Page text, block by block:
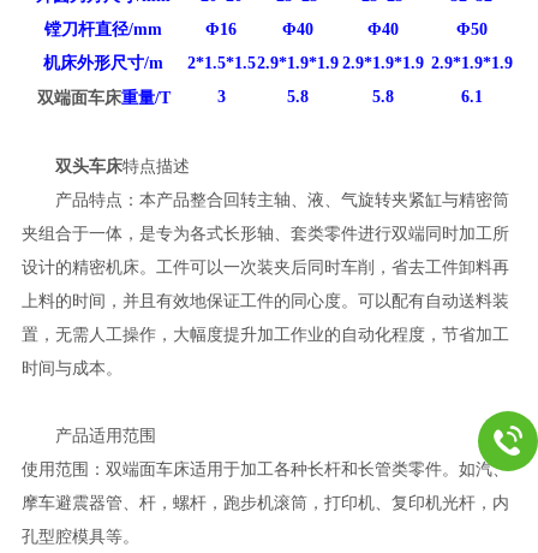
镗刀杆直径/mm Φ16 Φ40 Φ40
Φ50
机床外形尺寸/m 2*1.5*1.52.9*1.9*1.9 2.9*1.9*1.9 2.9*1.9*1.9
双端面车床重量/T 3 5.8 5.8 6.1
双头车床特点描述
产品特点：本产品整合回转主轴、液、气旋转夹紧缸与精密筒
夹组合于一体，是专为各式长形轴、套类零件进行双端同时加工所
设计的精密机床。工件可以一次装夹后同时车削，省去工件卸料再
上料的时间，并且有效地保证工件的同心度。可以配有自动送料装
置，无需人工操作，大幅度提升加工作业的自动化程度，节省加工
时间与成本。
产品适用范围
使用范围：双端面车床适用于加工各种长杆和长管类零件。如汽、
摩车避震器管、杆，螺杆，跑步机滚筒，打印机、复印机光杆，内
孔型腔模具等。